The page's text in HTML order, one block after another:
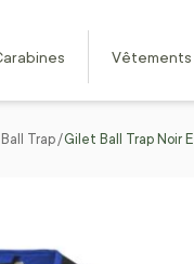
Vêtements
Trap Gilet Ball Trap Noir